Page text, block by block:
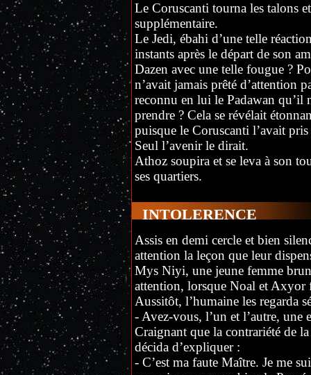
Le Coruscanti tourna les talons
supplémentaire.
Le Jedi, ébahi d’une telle
instants après le départ de son
Dazen avec une telle fougue ?
n’avait jamais prêté d’attention
reconnu en lui le Padawan qu’il
prendre ? Cela se révélait
puisque le Coruscanti l’avait
Seul l’avenir le dirait.
Athoz soupira et se leva à son
ses quartiers.
INTOLERENCE
Assis en demi cercle et bien
attention la leçon que leur
Mys Niyi, une jeune femme
attention, lorsque Noal et Axyor
Aussitôt, l’humaine les regarda
- Avez-vous, l’un et l’autre, une
Craignant que la contrariété de
décida d’expliquer :
- C’est ma faute Maître. Je me